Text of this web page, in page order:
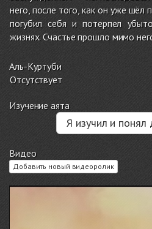
него, после того, как он уже шёл
погубил себя и потерпел
жизнях. Счастье прошло мимо
Аль-Куртуби
Отсутствует
Изучение аята
Я изучил и понял
Видео
Добавить новый видеоролик